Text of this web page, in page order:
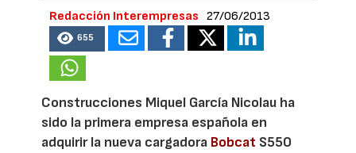
Redacción Interempresas 27/06/2013
655
Construcciones Miquel García Nicolau ha
sido la primera empresa española en
adquirir la nueva cargadora Bobcat S550